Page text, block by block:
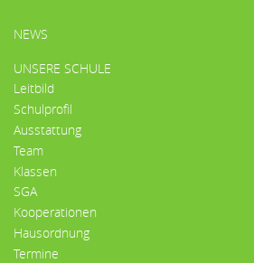
HAUPTMENÜ
NEWS
UNSERE SCHULE
Leitbild
Schulprofil
Ausstattung
Team
Klassen
SGA
Kooperationen
Hausordnung
Termine